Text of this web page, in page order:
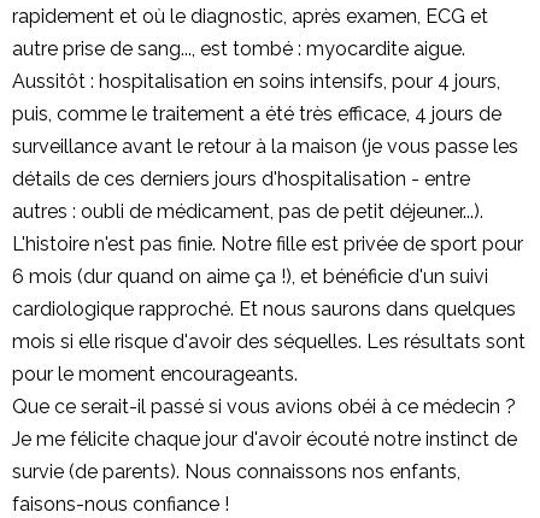
rapidement et où le diagnostic, après examen, ECG et
autre prise de sang..., est tombé : myocardite aigue.
Aussitôt : hospitalisation en soins intensifs, pour 4 jours,
puis, comme le traitement a été très efficace, 4 jours de
surveillance avant le retour à la maison (je vous passe les
détails de ces derniers jours d'hospitalisation - entre
autres : oubli de médicament, pas de petit déjeuner...).
L'histoire n'est pas finie. Notre fille est privée de sport pour
6 mois (dur quand on aime ça !), et bénéficie d'un suivi
cardiologique rapproché. Et nous saurons dans quelques
mois si elle risque d'avoir des séquelles. Les résultats sont
pour le moment encourageants.
Que ce serait-il passé si vous avions obéi à ce médecin ?
Je me félicite chaque jour d'avoir écouté notre instinct de
survie (de parents). Nous connaissons nos enfants,
faisons-nous confiance !